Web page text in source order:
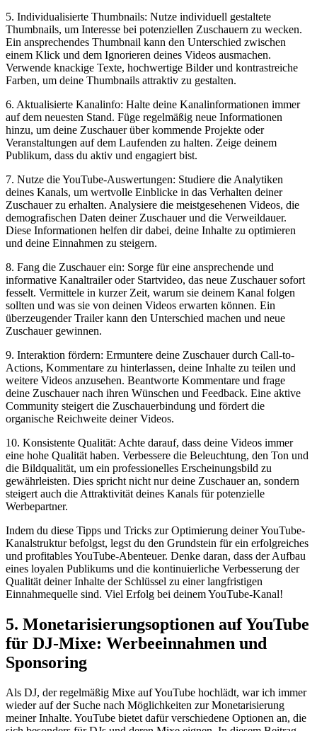
5. Individualisierte‌ Thumbnails: Nutze individuell gestaltete
Thumbnails, um Interesse bei potenziellen Zuschauern ‌zu ​wecken.
Ein ansprechendes Thumbnail kann den Unterschied zwischen
einem⁢ Klick und dem Ignorieren deines Videos ausmachen.
Verwende‍ knackige Texte, hochwertige Bilder⁤ und kontrastreiche
Farben, ⁣um deine Thumbnails attraktiv zu⁣ gestalten.
6. Aktualisierte Kanalinfo: Halte deine Kanalinformationen immer
auf​ dem⁤ neuesten Stand. Füge regelmäßig neue Informationen
hinzu, um deine Zuschauer über kommende Projekte oder⁤
Veranstaltungen auf dem Laufenden zu halten. Zeige deinem
Publikum, dass du aktiv und engagiert bist.
7. ⁣Nutze die YouTube-Auswertungen: Studiere die Analytiken
deines Kanals, um wertvolle Einblicke ⁢in das ​Verhalten deiner
Zuschauer‌ zu erhalten. Analysiere die meistgesehenen Videos, die
demografischen Daten deiner Zuschauer​ und die Verweildauer.
⁣Diese ⁤Informationen helfen dir dabei,⁤ deine Inhalte zu optimieren
und⁤ deine Einnahmen zu‍ steigern.
8. Fang die Zuschauer ein: Sorge für eine ansprechende und
informative Kanaltrailer oder Startvideo, das neue Zuschauer sofort
fesselt. Vermittele in kurzer Zeit, warum sie deinem Kanal folgen
sollten und was sie von deinen Videos erwarten können. Ein
überzeugender Trailer kann den​ Unterschied machen und neue
Zuschauer gewinnen.
9. Interaktion fördern: Ermuntere deine Zuschauer durch​ Call-to-
Actions, ⁣Kommentare zu hinterlassen, deine​ Inhalte zu teilen und
weitere Videos anzusehen. Beantworte Kommentare und frage
deine ⁢Zuschauer nach ‌ihren Wünschen und Feedback. Eine aktive
Community steigert die Zuschauerbindung und fördert die
organische Reichweite‌ deiner Videos.
10.​ Konsistente Qualität: Achte darauf, dass deine Videos immer
eine hohe Qualität haben. Verbessere die ⁢Beleuchtung, den Ton und
die Bildqualität, um ein professionelles Erscheinungsbild zu
gewährleisten. Dies spricht nicht nur deine Zuschauer an, sondern
steigert auch die ⁢Attraktivität deines Kanals für potenzielle
Werbepartner.
Indem du diese Tipps und Tricks zur Optimierung deiner YouTube-
Kanalstruktur befolgst, legst du den‌ Grundstein für‌ ein ⁢erfolgreiches
und profitables ‍YouTube-Abenteuer. Denke daran, dass der Aufbau
eines loyalen Publikums und die kontinuierliche Verbesserung der
Qualität deiner Inhalte der Schlüssel zu einer langfristigen
Einnahmequelle sind. Viel Erfolg ⁤bei deinem YouTube-Kanal!
5. Monetarisierungsoptionen auf YouTube
für DJ-Mixe: Werbeeinnahmen und
Sponsoring
Als DJ, der regelmäßig Mixe auf YouTube hochlädt, war ich immer
wieder auf der Suche nach Möglichkeiten zur Monetarisierung
meiner Inhalte. YouTube bietet dafür verschiedene Optionen‍ an, die